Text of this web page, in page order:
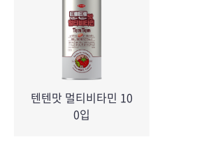
텐텐맛 멀티비타민 10
0입